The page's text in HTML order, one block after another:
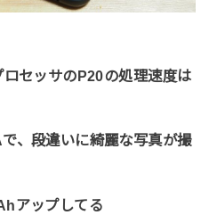
セッサのP20の処理速度は
、段違いに綺麗な写真が撮
アップしてる